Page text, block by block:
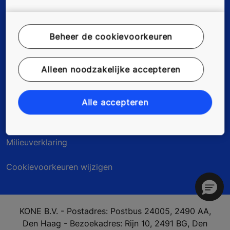
Disclaimer
Data File Description
Privacyverklaring
myKONE Privacyverklaring
Milieuverklaring
Cookievoorkeuren wijzigen
KONE B.V. - Postadres: Postbus 24005, 2490 AA,
Den Haag - Bezoekadres: Rijn 10, 2491 BG, Den
Beheer de cookievoorkeuren
Alleen noodzakelijke accepteren
Alle accepteren